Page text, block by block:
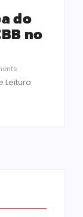
do
no
Leitura